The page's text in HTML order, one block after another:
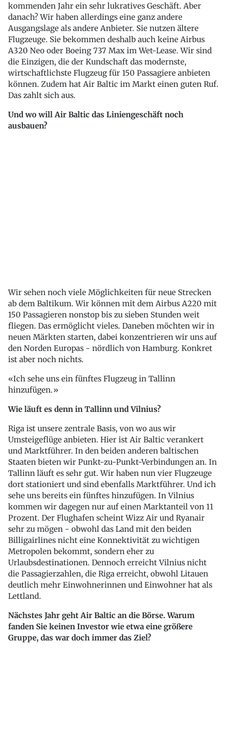
kommenden Jahr ein sehr lukratives Geschäft. Aber
danach? Wir haben allerdings eine ganz andere
Ausgangslage als andere Anbieter. Sie nutzen ältere
Flugzeuge. Sie bekommen deshalb auch keine Airbus
A320 Neo oder Boeing 737 Max im Wet-Lease. Wir sind
die Einzigen, die der Kundschaft das modernste,
wirtschaftlichste Flugzeug für 150 Passagiere anbieten
können. Zudem hat Air Baltic im Markt einen guten Ruf.
Das zahlt sich aus.
Und wo will Air Baltic das Liniengeschäft noch
ausbauen?
Wir sehen noch viele Möglichkeiten für neue Strecken
ab dem Baltikum. Wir können mit dem Airbus A220 mit
150 Passagieren nonstop bis zu sieben Stunden weit
fliegen. Das ermöglicht vieles. Daneben möchten wir in
neuen Märkten starten, dabei konzentrieren wir uns auf
den Norden Europas - nördlich von Hamburg. Konkret
ist aber noch nichts.
Ich sehe uns ein fünftes Flugzeug in Tallinn
hinzufügen.
Wie läuft es denn in Tallinn und Vilnius?
Riga ist unsere zentrale Basis, von wo aus wir
Umsteigeflüge anbieten. Hier ist Air Baltic verankert
und Marktführer. In den beiden anderen baltischen
Staaten bieten wir Punkt-zu-Punkt-Verbindungen an. In
Tallinn läuft es sehr gut. Wir haben nun vier Flugzeuge
dort stationiert und sind ebenfalls Marktführer. Und ich
sehe uns bereits ein fünftes hinzufügen. In Vilnius
kommen wir dagegen nur auf einen Marktanteil von 11
Prozent. Der Flughafen scheint Wizz Air und Ryanair
sehr zu mögen - obwohl das Land mit den beiden
Billigairlines nicht eine Konnektivität zu wichtigen
Metropolen bekommt, sondern eher zu
Urlaubsdestinationen. Dennoch erreicht Vilnius nicht
die Passagierzahlen, die Riga erreicht, obwohl Litauen
deutlich mehr Einwohnerinnen und Einwohner hat als
Lettland.
Nächstes Jahr geht Air Baltic an die Börse. Warum
fanden Sie keinen Investor wie etwa eine größere
Gruppe, das war doch immer das Ziel?